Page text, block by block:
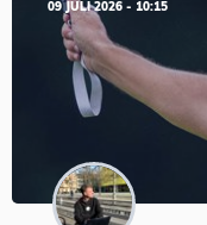
09 JULI 2026 - 10:15